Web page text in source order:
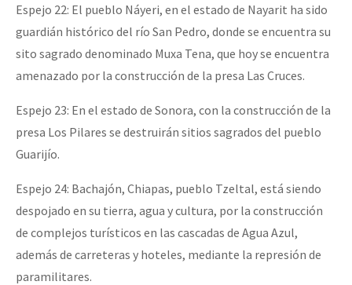
Espejo 22: El pueblo Náyeri, en el estado de Nayarit ha sido
guardián histórico del río San Pedro, donde se encuentra su
sito sagrado denominado Muxa Tena, que hoy se encuentra
amenazado por la construcción de la presa Las Cruces.
Espejo 23: En el estado de Sonora, con la construcción de la
presa Los Pilares se destruirán sitios sagrados del pueblo
Guarijío.
Espejo 24: Bachajón, Chiapas, pueblo Tzeltal, está siendo
despojado en su tierra, agua y cultura, por la construcción
de complejos turísticos en las cascadas de Agua Azul,
además de carreteras y hoteles, mediante la represión de
paramilitares.